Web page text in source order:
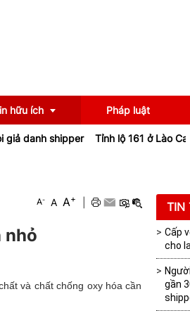
hữu ích Pháp luật
shipper Tỉnh lộ 161 ở Lào Cai sạt
A- A A+
nhỏ
và chất chống oxy hóa cần
TIN
Cấp
cho
gần